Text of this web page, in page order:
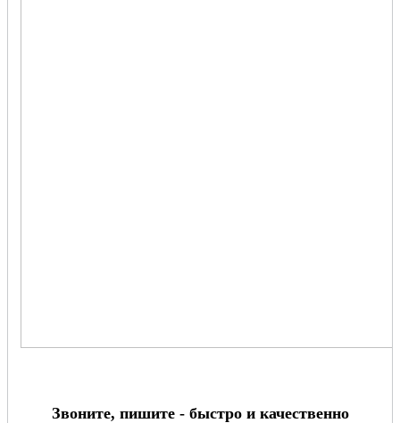
Звоните, пишите - быстро и качественно